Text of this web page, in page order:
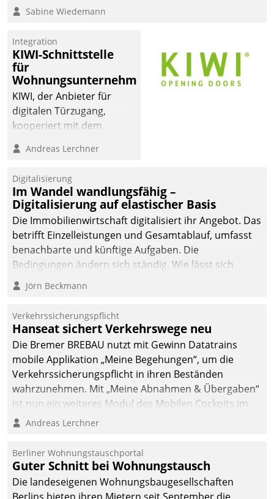
Sabine Wiedemann
Integration
KIWI-Schnittstelle
für
Wohnungsunternehmen
KIWI, der Anbieter für
digitalen Türzugang,
kooperiert mit dem
Softwareentwicklungshaus
Andreas Lerchner
Digitalisierung
Im Wandel wandlungsfähig –
Digitalisierung auf elastischer Basis
Die Immobilienwirtschaft digitalisiert ihr Angebot. Das
betrifft Einzelleistungen und Gesamtablauf, umfasst
benachbarte und künftige Aufgaben. Die
Bedingungen ändern sich ständig. Wie lässt sich
technisch die Kontrolle wahren und zugleich Freiraum
fürs Wachsen öffnen?
Jörn Beckmann
Verkehrssicherungspflicht
Hanseat sichert Verkehrswege neu
Die Bremer BREBAU nutzt mit Gewinn Datatrains
mobile Applikation „Meine Begehungen“, um die
Verkehrssicherungspflicht in ihren Beständen
wahrzunehmen. Mit „Meine Abnahmen & Übergaben“
ist nun ein weiteres Modul des Mobilen Cockpits im
Einsatz.
Andreas Lerchner
Berliner Wohnungstauschportal
Guter Schnitt bei Wohnungstausch
Die landeseigenen Wohnungsbaugesellschaften